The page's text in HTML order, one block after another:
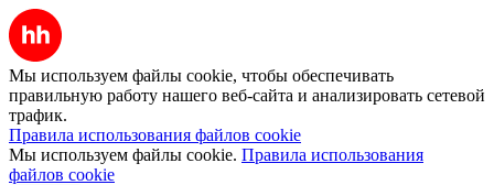
Мы используем файлы cookie, чтобы обеспечивать
правильную работу нашего веб-сайта и анализировать сетевой
трафик.
Правила использования файлов cookie
Мы используем файлы cookie. Правила использования
файлов cookie